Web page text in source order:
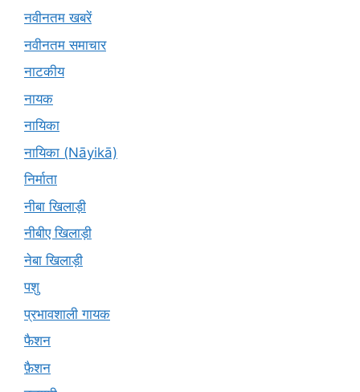
नवीनतम खबरें
नवीनतम समाचार
नाटकीय
नायक
नायिका
नायिका (Nāyikā)
निर्माता
नीबा खिलाड़ी
नीबीए खिलाड़ी
नेबा खिलाड़ी
पशु
प्रभावशाली गायक
फैशन
फ़ैशन